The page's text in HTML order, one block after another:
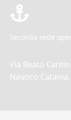
Seconda sede
Via Beato
Nautico